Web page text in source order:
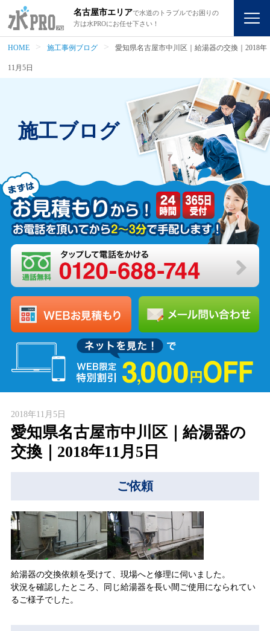
名古屋市エリアで水道のトラブルでお困りの
方は水PROにお任せ下さい！
HOME 施工事例ブログ 愛知県名古屋市中川区｜給湯器の交換｜2018年
11月5日
施工ブログ
2018年11月5日
愛知県名古屋市中川区｜給湯器の
交換｜2018年11月5日
ご依頼
給湯器の交換依頼を受けて、現場へと修理に伺いました。
状況を確認したところ、同じ給湯器を長い間ご使用になられてい
るご様子でした。